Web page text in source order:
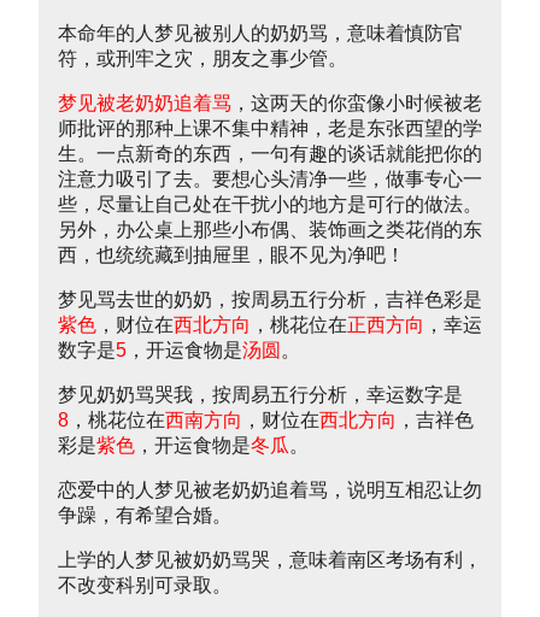
本命年的人梦见被别人的奶奶骂，意味着慎防官
符，或刑牢之灾，朋友之事少管。
梦见被老奶奶追着骂 ，这两天的你蛮像小时候被老
师批评的那种上课不集中精神，老是东张西望的学
生。一点新奇的东西，一句有趣的谈话就能把你的
注意力吸引了去。要想心头清净一些，做事专心一
些，尽量让自己处在干扰小的地方是可行的做法。
另外，办公桌上那些小布偶、装饰画之类花俏的东
西，也统统藏到抽屉里，眼不见为净吧！
梦见骂去世的奶奶，按周易五行分析，吉祥色彩是
紫色 ，财位在西北方向 ，桃花位在正西方向 ，幸运
数字是5 ，开运食物是汤圆 。
梦见奶奶骂哭我，按周易五行分析，幸运数字是
8 ，桃花位在西南方向 ，财位在西北方向 ，吉祥色
彩是紫色 ，开运食物是冬瓜 。
恋爱中的人梦见被老奶奶追着骂，说明互相忍让勿
争躁，有希望合婚。
上学的人梦见被奶奶骂哭，意味着南区考场有利，
不改变科别可录取。